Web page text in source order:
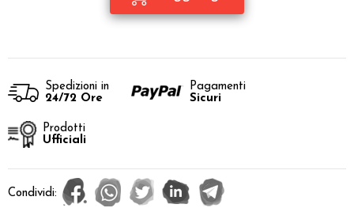
Spedizioni in
24/72 Ore
Pagamenti
Sicuri
Prodotti
Ufficiali
Condividi: